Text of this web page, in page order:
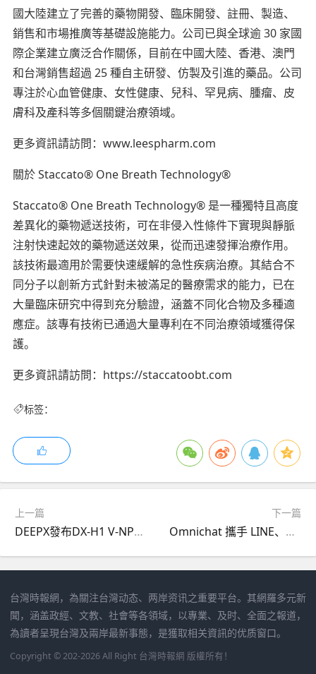
國大陸建立了完善的藥物開發、臨床開發、註冊、製造、
銷售和市場推廣等基礎設施能力。公司已與全球逾 30 家國
際企業建立廣泛合作關係，目前在中國大陸、香港、澳門
和台灣銷售超過 25 種自主研發、仿製及引進的藥品。公司
專注於心血管健康、女性健康、兒科、罕見病、腫瘤、皮
膚科及產科等多個關鍵治療領域。
更多資訊請訪問：www.leespharm.com
關於 Staccato® One Breath Technology®
Staccato® One Breath Technology® 是一種獨特且高度
差異化的藥物遞送技術，可在非侵入性條件下實現與靜脈
注射快速起效的藥物遞送效果，從而迅速發揮治療作用。
該技術最適用於需要快速緩解的急性疾病治療。其結合不
同分子以創新方式針對未被滿足的醫療需求的能力，已在
大量臨床研究中得到充分驗證，涵蓋不同化合物及多種適
應症。該專有技術已通過大量專利在不同治療領域獲得保
護。
更多資訊請訪問：https://staccatoobt.com
标签：
上一篇
DEEPX發布DX-H1 V-NPU：30W單卡解決方案，挑戰GPU主導地位
下一篇
Omnichat 攜手 LINE、Meta、Benefit、Timberland 以 AI 重塑行銷漏斗，打造零售信任引擎
台灣時報網，為關注台灣动态、两岸资讯之重要平台。其網羅多元新
聞，涵盖政經、文教、社會等各領域，以專業、及时、全面之報道，
為讀者呈現台灣及兩岸最新事態，是獲取相关資訊的优质窗口。
Copyright © 202-2026 All Right 台灣時報網 版權所有！